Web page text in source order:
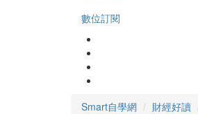
數位訂閱
Smart自學網 財經好讀